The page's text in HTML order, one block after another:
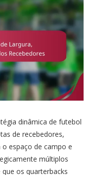
dinâmica de futebol
de recebedores,
espaço de campo e
múltiplos
os quarterbacks